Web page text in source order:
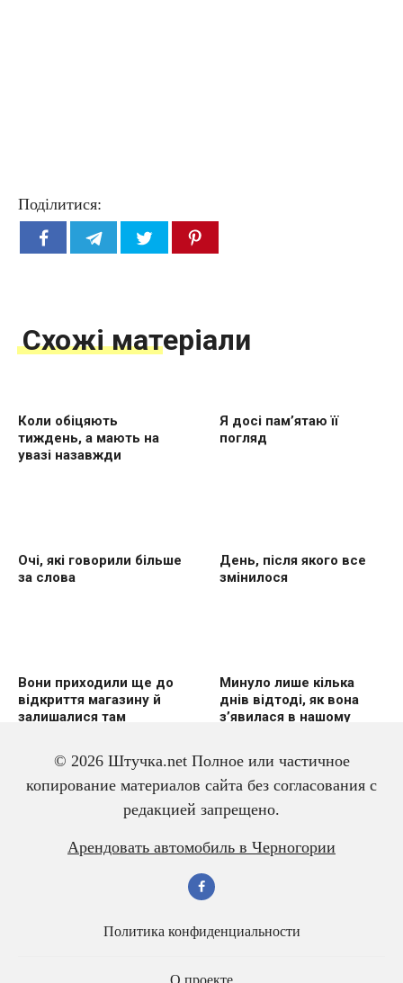
Поділитися:
Схожі матеріали
Коли обіцяють
тиждень, а мають на
увазі назавжди
Я досі пам’ятаю її
погляд
Очі, які говорили більше
за слова
День, після якого все
змінилося
Вони приходили ще до
відкриття магазину й
залишалися там
Минуло лише кілька
днів відтоді, як вона
з’явилася в нашому
Я не збирався
зупинятись…
Знайшов кошеня на
дорозі — і навіть не
© 2026 Штучка.net Полное или частичное
копирование материалов сайта без согласования с
редакцией запрещено.
Арендовать автомобиль в Черногории
Политика конфиденциальности